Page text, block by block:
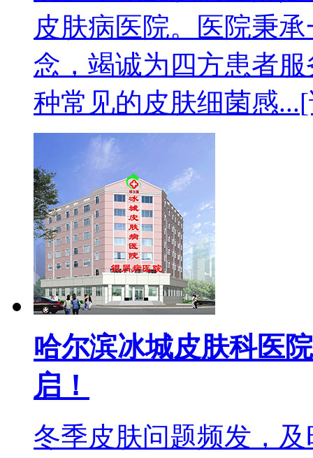
皮肤病医院。医院秉
念，竭诚为四方患者
种常见的皮肤细菌感...
哈尔滨冰城皮肤科医
启！
冬季皮肤问题频发，